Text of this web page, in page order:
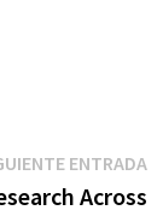
ENTRADA
Across